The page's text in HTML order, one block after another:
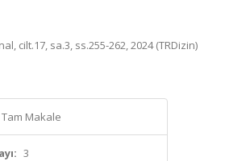
cilt.17, sa.3, ss.255-262, 2024 (TRDizin)
Makale
3